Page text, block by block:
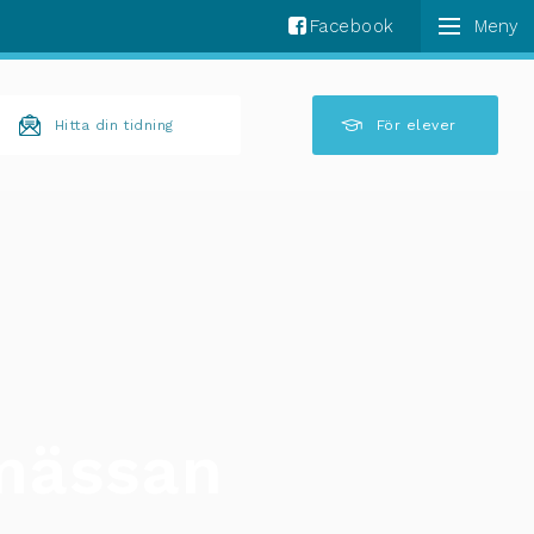
Facebook
komplettering av resultat är tillgängliga använder
Hitta din tidning För elever